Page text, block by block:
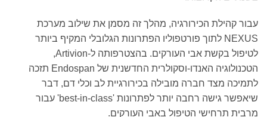
עבור קהילת הכירורגיה, מהלך זה מסמן את שילוב מערכת
NEXUS לתוך פורטפוליו הפתרונות הגלובלי המקיף ביותר
לטיפול בקשת אבי העורקים. בהצטרפותה ל-Artivion,
הטכנולוגיה האנדו-וסקולרית החדשנית של Endospan תזכה
לתמיכה מצד חברה מובילה בכירורגיית לב וכלי דם, דבר
שיאפשר גישה רחבה יותר לפתרונות 'best-in-class' עבור
מרבית תרחישי הטיפול באבי העורקים.